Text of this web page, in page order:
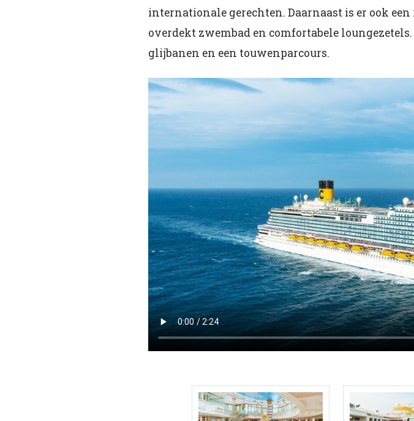
internationale gerechten. Daarnaast is er ook
overdekt zwembad en comfortabele
glijbanen en een touwenparcours.